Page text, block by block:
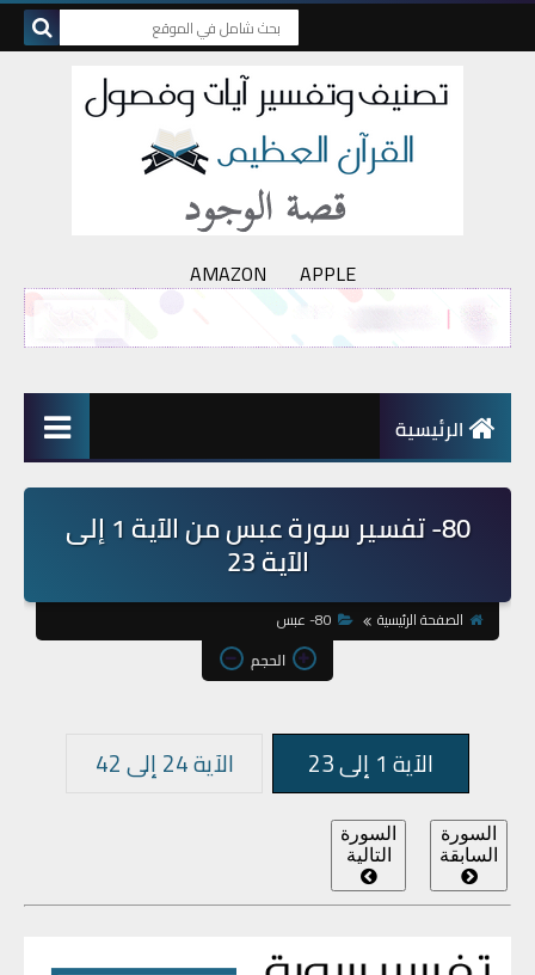
AMAZON APPLE
الرئيسية
80- تفسير سورة عبس من الآية 1 إلى
الآية 23
الصفحة الرئيسية
80- عبس
الحجم
الآية 1 إلى 23 الآية 24 إلى 42
السورة
السابقة
السورة
التالية